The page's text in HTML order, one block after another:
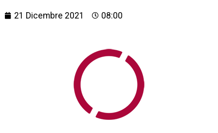
21 Dicembre 2021 08:00